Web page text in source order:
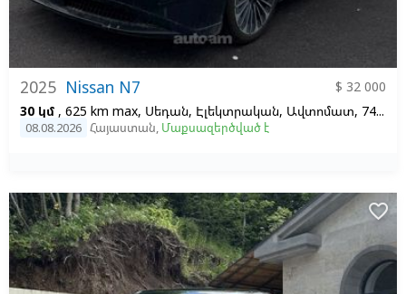
2025 Nissan N7
$ 32 000
30 կմ , 625 km max, Սեդան, Էլեկտրական, Ավտոմատ, 74 kv, 1
08.08.2026 Հայաստան, Մաքսազերծված է
favorite_border